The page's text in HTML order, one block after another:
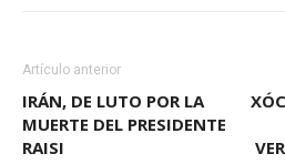
Artículo anterior
IRÁN, DE LUTO POR LA
MUERTE DEL PRESIDENTE
RAISI